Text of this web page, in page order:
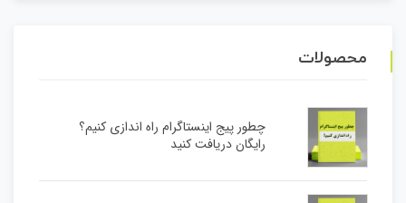
محصولات
چطور پیج اینستاگرام راه اندازی کنیم؟
رایگان دریافت کنید